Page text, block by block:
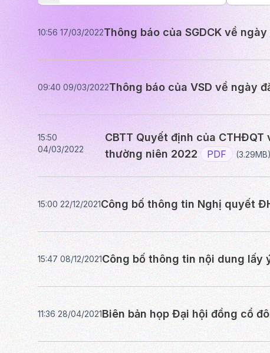
Thông báo của SGDCK về
10:56 17/03/2022
Thông báo của VSD về ngày
09:40 09/03/2022
CBTT Quyết định của
thường niên 2022
PDF (3.29MB)
15:50
04/03/2022
Công bố thông tin Nghị quyết
15:00 22/12/2021
Công bố thông tin nội dung lấy
15:47 08/12/2021
Biên bản họp Đại hội đồng cổ
11:36 28/04/2021